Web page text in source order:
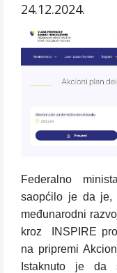
24.12.2024.
Federalno
saopćilo je da je,
međunarodni
kroz INSPIRE
na pripremi
Istaknuto je da